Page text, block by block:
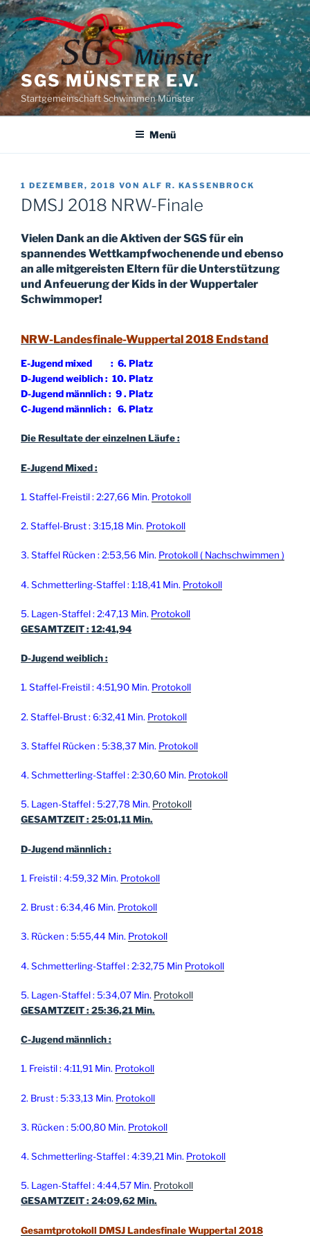
Zum
Inhalt
springen
SGS MÜNSTER E.V.
Startgemeinschaft Schwimmen Münster
Menü
VERÖFFENTLICHT
AM
1 DEZEMBER, 2018 VON ALF R. KASSENBROCK
DMSJ 2018 NRW-Finale
Vielen Dank an die Aktiven der SGS für ein
spannendes Wettkampfwochenende und ebenso
an alle mitgereisten Eltern für die Unterstützung
und Anfeuerung der Kids in der Wuppertaler
Schwimmoper!
NRW-Landesfinale-Wuppertal 2018 Endstand
E-Jugend mixed : 6. Platz
D-Jugend weiblich : 10. Platz
D-Jugend männlich : 9 . Platz
C-Jugend männlich : 6. Platz
Die Resultate der einzelnen Läufe :
E-Jugend Mixed :
1. Staffel-Freistil : 2:27,66 Min. Protokoll
2. Staffel-Brust : 3:15,18 Min. Protokoll
3. Staffel Rücken : 2:53,56 Min. Protokoll ( Nachschwimmen )
4. Schmetterling-Staffel : 1:18,41 Min. Protokoll
5. Lagen-Staffel : 2:47,13 Min. Protokoll
GESAMTZEIT : 12:41,94
D-Jugend weiblich :
1. Staffel-Freistil : 4:51,90 Min. Protokoll
2. Staffel-Brust : 6:32,41 Min. Protokoll
3. Staffel Rücken : 5:38,37 Min. Protokoll
4. Schmetterling-Staffel : 2:30,60 Min. Protokoll
5. Lagen-Staffel : 5:27,78 Min. Protokoll
GESAMTZEIT : 25:01,11 Min.
D-Jugend männlich :
1. Freistil : 4:59,32 Min. Protokoll
2. Brust : 6:34,46 Min. Protokoll
3. Rücken : 5:55,44 Min. Protokoll
4. Schmetterling-Staffel : 2:32,75 Min Protokoll
5. Lagen-Staffel : 5:34,07 Min. Protokoll
GESAMTZEIT : 25:36,21 Min.
C-Jugend männlich :
1. Freistil : 4:11,91 Min. Protokoll
2. Brust : 5:33,13 Min. Protokoll
3. Rücken : 5:00,80 Min. Protokoll
4. Schmetterling-Staffel : 4:39,21 Min. Protokoll
5. Lagen-Staffel : 4:44,57 Min. Protokoll
GESAMTZEIT : 24:09,62 Min.
Gesamtprotokoll DMSJ Landesfinale Wuppertal 2018